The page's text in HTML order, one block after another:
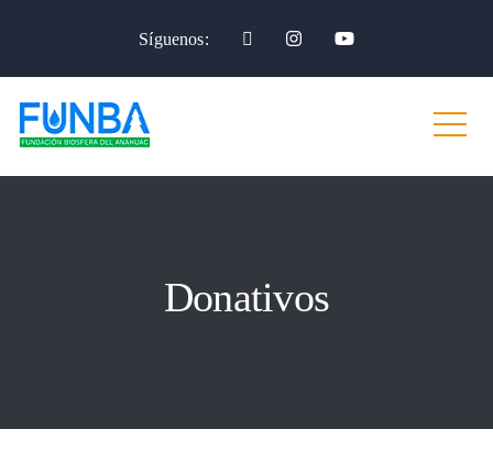
Síguenos:
Donativos